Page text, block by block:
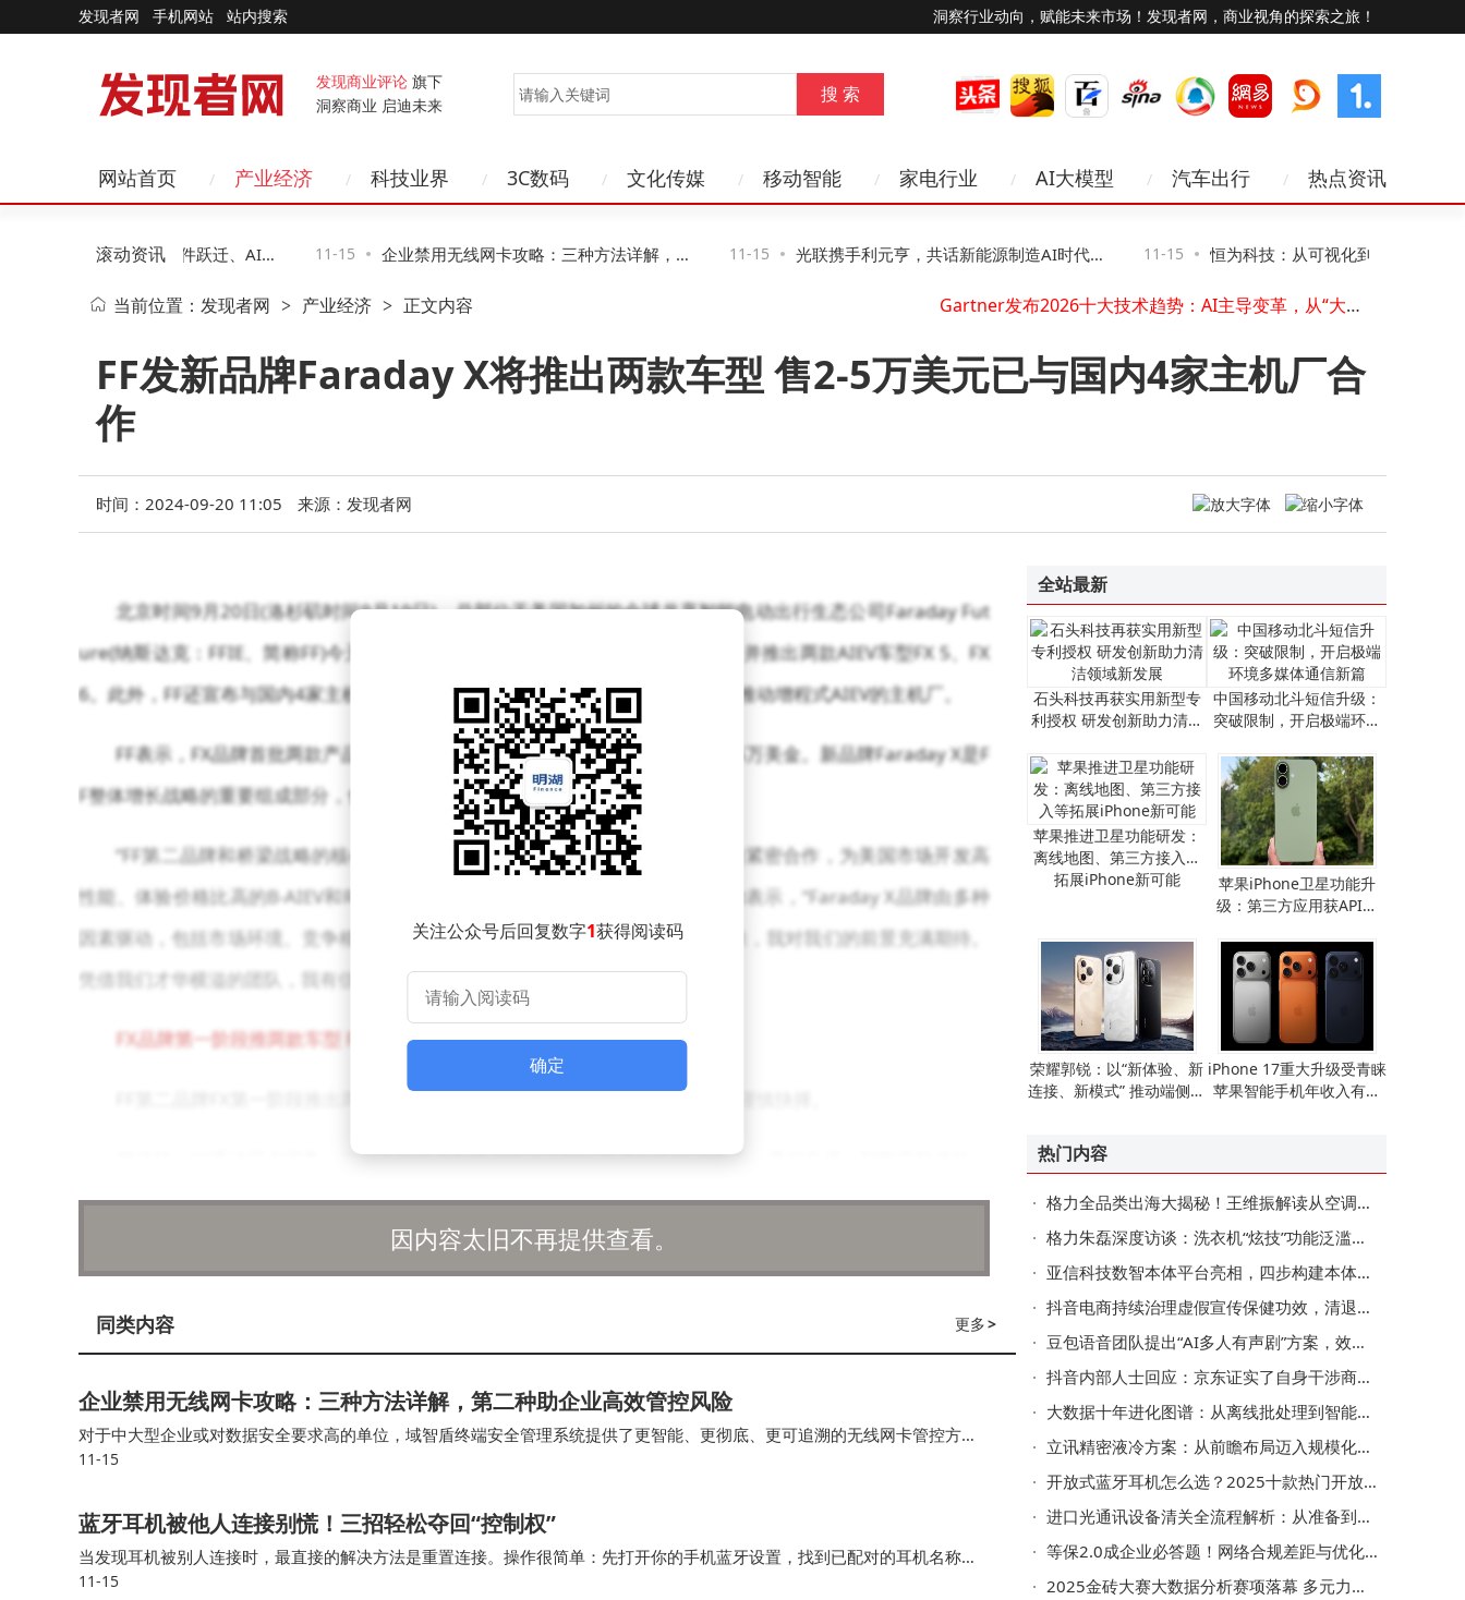
发现者网 手机网站 站内搜索 洞察行业动向，赋能未来市场！发现者网，商业视角的探索之旅！
发现商业评论旗下
洞察商业 启迪未来
网站首页 产业经济 科技业界 3C数码 文化传媒 移动智能 家电行业 AI大模型 汽车出行 热点资讯
滚动资讯
科技新图景：智能硬件跃迁、AI赋
无感化变革
11-15 企业禁用无线网卡攻略：三种方法详解，第
二种助企业高效管控风险
11-15 光联携手利元亨，共话新能源制造AI时代网 11-15 恒为科技：从可视化到智算，让复杂
得见、管得住”
昕锐CL系列激光测距模块：定制化驱动低空经济场景变革新引擎
蓝牙耳机被他人连接别慌！三招轻松夺回“控制权”
工业通信新选择：环网交换机如何以冗余设计保障现场数据稳定传输
技嘉B860M冰雕主板深度评测：千元价位与酷睿Ultra的完美搭档
杭州上城第三批50个“人工智能+”场景发布 涵盖多领域促发展
当前位置： 发现者网 > 产业经济 > 正文内容
FF发新品牌Faraday X将推出两款车型 售2-5万美元已与国内4家主机厂合
作
时间：2024-09-20 11:05 来源：发现者网
北京时间9月20日(洛杉矶时间9月19日)，总部位于美国加州的全球共享智能电动出行生态公司Faraday Fut
ure(纳斯达克：FFIE、简称FF)今天宣布，公司推出第二品牌Faraday X(简称FX)，并推出两款AIEV车型FX 5、FX
6。此外，FF还宣布与国内4家主机厂签署合作协议或MOU，以成为全美首家全力推动增程式AIEV的主机厂。
FF表示，FX品牌首批两款产品FX 5和FX 6价格区间分别预计为2-3万美金和3-5万美金。新品牌Faraday X是F
F整体增长战略的重要组成部分，也是公司全球汽车产业桥梁战略的一部分。
“FF第二品牌和桥梁战略的核心逻辑是创建一个产业桥梁，促进全球供应链的紧密合作，为美国市场开发高
性能、体验价格比高的B-AIEV和RE-AIEV产品。”FF全球首席执行官Matthias Aydt表示，“Faraday X品牌由多种
因素驱动，包括市场环境、竞争格局、用户需求、公司战略和行业调整。展望未来，我对我们的前景充满期待。
凭借我们才华横溢的团队，我有信心能够实现我们的既定目标。”
FX品牌第一阶段推两款车型 FX5预计售2-3万美元FX6预计售3-5万美元
FF第二品牌FX第一阶段推出两款车型FX5及FX6，是在详尽市场调查后作出的谨慎抉择。
据了解，FF通过用户调查，发现美国用户在购买电动车时经常遇到车辆成本高、里程焦虑、智能座舱体验、
自动驾驶解决方案选择有限等关键痛点。FF表示，希望通过全新品牌FX创新解决方案解决这些挑战，使AIEV变
行。FX车辆将提供一个AI驱动的个性化智能座舱(第三aiSpace)，将用户的数字生活融入驾驶体验中。
FX将在第一阶段推出两款车型，包括预计售价在20,000至30,000美元之间的FX 5——这是一款大空间运动
型AIEV，面向主流市场。FX 5的产品Slogan是“共创你的极致体价比AIEV”，目标成为每一位奋斗者的第一辆AIE
FX6预计售价在30,000至50,000美元之间，这是一款家庭AI 奢华超大空间座驾。 FX 6的产品Slogan是“共创
你的AI出行之家”，目标成为幸福家庭的移动AI空间和家庭AIEV的第一选择，帮助用户兼顾家庭与个人。
关注公众号后回复数字1获得阅读码
确定
因内容太旧不再提供查看。
更多>
同类内容
企业禁用无线网卡攻略：三种方法详解，第二种助企业高效管控风险
对于中大型企业或对数据安全要求高的单位，域智盾终端安全管理系统提供了更智能、更彻底、更可追溯的无线网卡管控方
案。在Windows专业版或企业环境中，IT人员可以用系统自带的组策略（Group Policy…
11-15
蓝牙耳机被他人连接别慌！三招轻松夺回“控制权”
当发现耳机被别人连接时，最直接的解决方法是重置连接。操作很简单：先打开你的手机蓝牙设置，找到已配对的耳机名称，
选择“忽略此设备”或“取消配对”。最后，在手机蓝牙列表中找到你的耳机并重新点击连接即可。这个操作…
11-15
全站最新
石头科技再获实用新型专
利授权 研发创新助力清洁
中国移动北斗短信升级：
突破限制，开启极端环境
苹果推进卫星功能研发：
离线地图、第三方接入等
拓展iPhone新可能
​苹果iPhone卫星功能升
级：第三方应用获API支
荣耀郭锐：以“新体验、新
连接、新模式” 推动端侧AI
iPhone 17重大升级受青睐
苹果智能手机年收入有望
热门内容
格力全品类出海大揭秘！王维振解读从空调出口到全球化的跨越
格力朱磊深度访谈：洗衣机“炫技”功能泛滥，如何聚焦用户真实需求？
亚信科技数智本体平台亮相，四步构建本体赋能多领域AI业务创新
抖音电商持续治理虚假宣传保健功效，清退违规达人4.3万名，违规商家793家
豆包语音团队提出“AI多人有声剧”方案，效果媲美真人配音+后期
抖音内部人士回应：京东证实了自身干涉商家在其他平台的经营权
大数据十年进化图谱：从离线批处理到智能决策的跃迁之路
立讯精密液冷方案：从前瞻布局迈入规模化商用新阶段
开放式蓝牙耳机怎么选？2025十款热门开放式耳机深度测评来助力
进口光通讯设备清关全流程解析：从准备到放行的实用指南
等保2.0成企业必答题！网络合规差距与优化路径全解析
2025金砖大赛大数据分析赛项落幕 多元力量共促数智化人才培养新篇章